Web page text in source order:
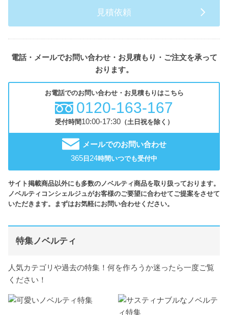
見積依頼
電話・メールでお問い合わせ・お見積もり・ご注文を承って
おります。
お電話でのお問い合わせ・お見積もりはこちら
0120-163-167
受付時間10:00-17:30（土日祝を除く）
メールでのお問い合わせ
365 日 24時間いつでも受付中
サイト掲載商品以外にも多数のノベルティ商品を取り扱っております。
ノベルティコンシェルジュがお客様のご要望に合わせてご提案をさせて
いただきます。まずはお気軽にお問い合わせください。
特集ノベルティ
人気カテゴリや過去の特集！何を作ろうか迷ったら一度ご覧
ください！